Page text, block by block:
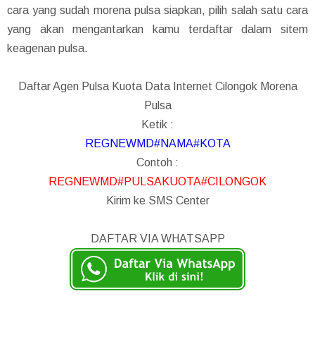
cara yang sudah morena pulsa siapkan, pilih salah satu cara
yang akan mengantarkan kamu terdaftar dalam sitem
keagenan pulsa.
Daftar Agen Pulsa Kuota Data Internet Cilongok Morena
Pulsa
Ketik :
REGNEWMD#NAMA#KOTA
Contoh :
REGNEWMD#PULSAKUOTA#CILONGOK
Kirim ke SMS Center
DAFTAR VIA WHATSAPP